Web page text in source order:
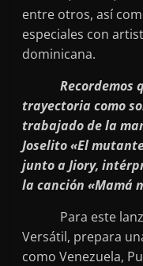
entre otros, así
especiales con
dominicana.
Recordemos
trayectoria como
trabajado de la
Joselito «El
junto a Jiory,
la canción «Mamá
Para este
Versátil, prepara
como Venezuela,